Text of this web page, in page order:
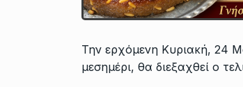
Την ερχόμενη Κυριακή, 24
μεσημέρι, θα διεξαχθεί ο